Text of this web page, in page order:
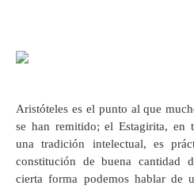
Aristóteles es el punto al que
se han remitido; el Estagirita, en
una tradición intelectual, es
constitución de buena cantidad
cierta forma podemos hablar de